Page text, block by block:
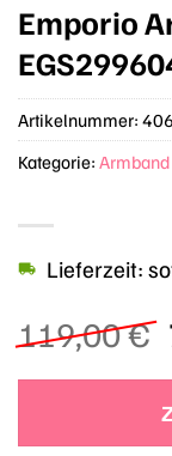
Emporio
119,00€
Lieferzeit:
Artikelnummer:
Kategorie: Armband